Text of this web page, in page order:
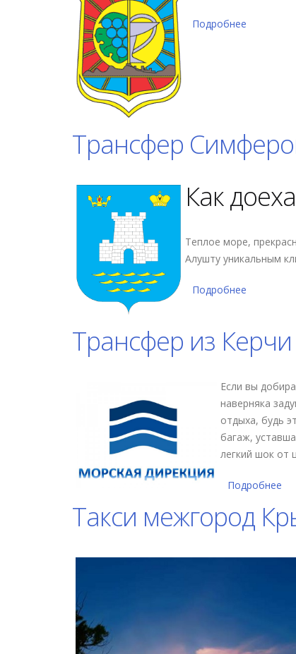
Подробнее
Трансфер
Как
Теплое море,
Алушту уникальным
Подробнее
Трансфер из Керчи
Если вы
наверняка
отдыха, будь
багаж,
легкий шок от
Подробнее
Такси межгород